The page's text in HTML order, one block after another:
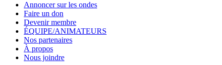
Annoncer sur les ondes
Faire un don
Devenir membre
ÉQUIPE/ANIMATEURS
Nos partenaires
À propos
Nous joindre